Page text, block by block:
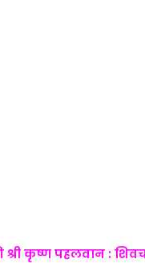
कृष्ण पहलवान :